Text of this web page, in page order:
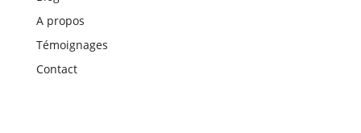
A propos
Témoignages
Contact